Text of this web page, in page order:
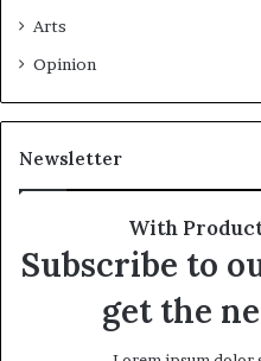
Arts
Opinion
Newsletter
With
Subscribe to
get the